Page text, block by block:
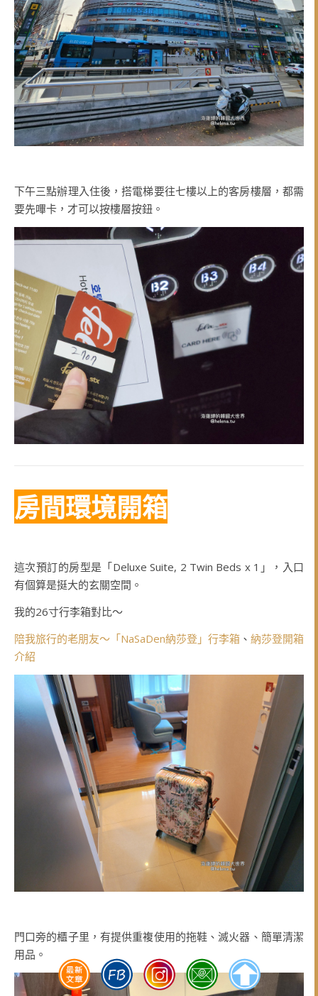
下午三點辦理入住後，搭電梯要往七樓以上的客房樓層，都需
要先嗶卡，才可以按樓層按鈕。
房間環境開箱
這次預訂的房型是「Deluxe Suite, 2 Twin Beds x 1」，入口
有個算是挺大的玄關空間。
我的26寸行李箱對比～
陪我旅行的老朋友～「NaSaDen納莎登」行李箱 、 納莎登開箱
介紹
門口旁的櫃子里，有提供重複使用的拖鞋、滅火器、簡單清潔
用品。